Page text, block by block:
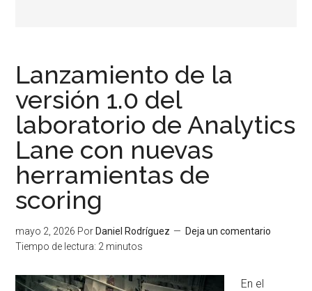
Lanzamiento de la
versión 1.0 del
laboratorio de Analytics
Lane con nuevas
herramientas de
scoring
mayo 2, 2026 Por Daniel Rodríguez
Deja un comentario
Tiempo de lectura: 2 minutos
En el